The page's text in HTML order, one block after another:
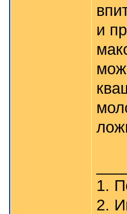
и
1.
2.